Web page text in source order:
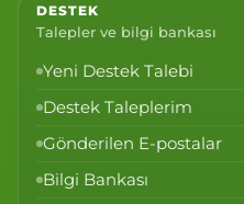
DESTEK
Talepler ve bilgi bankası
Yeni Destek Talebi
Destek Taleplerim
Gönderilen E-postalar
Bilgi Bankası